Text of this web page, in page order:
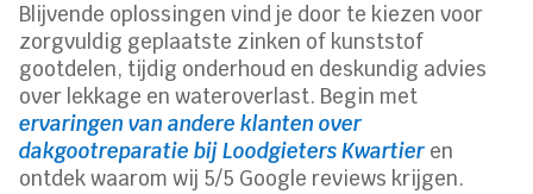
Blijvende oplossingen vind je door te kiezen voor
zorgvuldig geplaatste zinken of kunststof
gootdelen, tijdig onderhoud en deskundig advies
over lekkage en wateroverlast. Begin met
ervaringen van andere klanten over
dakgootreparatie bij Loodgieters Kwartier en
ontdek waarom wij 5/5 Google reviews krijgen.